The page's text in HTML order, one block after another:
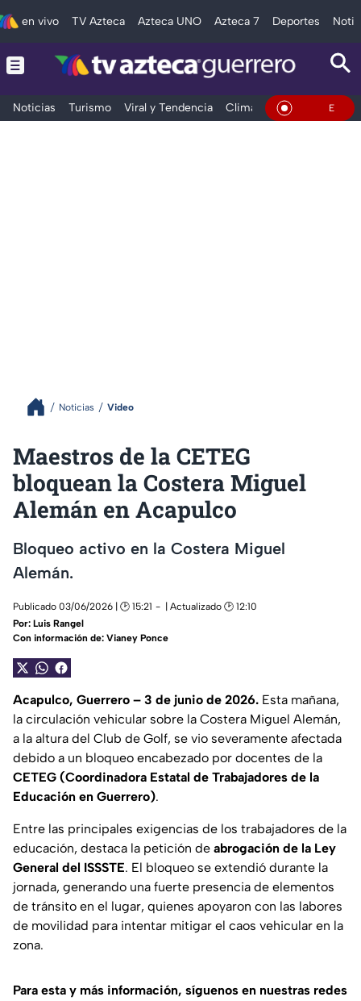
en vivo TV Azteca Azteca UNO Azteca 7 Deportes
Noticias Turismo Viral y Tendencia Clima Deportes En Vivo
Noticias Video
Maestros de la CETEG
bloquean la Costera Miguel
Alemán en Acapulco
Bloqueo activo en la Costera Miguel
Alemán.
Publicado 03/06/2026 | 🕑 15:21
| Actualizado 🕑 12:10
Por: Luis Rangel
Con información de: Vianey Ponce
Acapulco, Guerrero – 3 de junio de 2026. Esta mañana,
la circulación vehicular sobre la Costera Miguel Alemán,
a la altura del Club de Golf, se vio severamente afectada
debido a un bloqueo encabezado por docentes de la
CETEG (Coordinadora Estatal de Trabajadores de la
Educación en Guerrero).
Entre las principales exigencias de los trabajadores de la
educación, destaca la petición de abrogación de la Ley
General del ISSSTE. El bloqueo se extendió durante la
jornada, generando una fuerte presencia de elementos
de tránsito en el lugar, quienes apoyaron con las labores
de movilidad para intentar mitigar el caos vehicular en la
zona.
Para esta y más información, síguenos en nuestras redes